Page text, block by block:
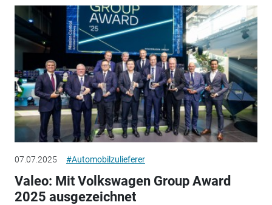
07.07.2025 #Automobilzulieferer
Valeo: Mit Volkswagen Group Award
2025 ausgezeichnet